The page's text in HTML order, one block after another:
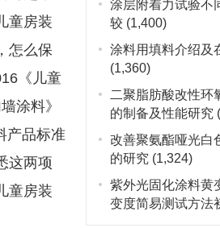
童房装
怎么保
《儿童
涂料》
产品标准
这两项
童房装
涂层附着力试验不
较 (1,400)
涂料用填料介绍及
(1,360)
二聚脂肪酸改性环
的制备及性能研究
改善聚氨酯哑光白
的研究 (1,324)
紫外光固化涂料黄
变度简易测试方法